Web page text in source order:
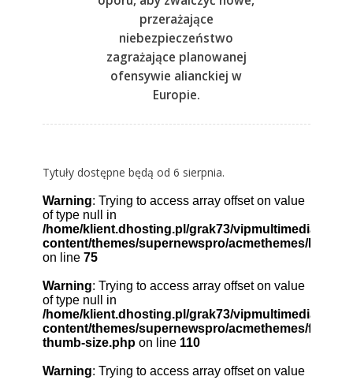
przerażające
niebezpieczeństwo
zagrażające planowanej
ofensywie alianckiej w
Europie.
Tytuły dostępne będą od 6 sierpnia.